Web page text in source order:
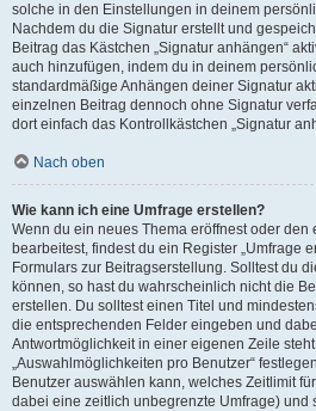
solche in den Einstellungen in deinem
Nachdem du die Signatur erstellt und
Beitrag das Kästchen „Signatur anhängen“
auch hinzufügen, indem du in deinem
standardmäßige Anhängen deiner Signatur
einzelnen Beitrag dennoch ohne Signatur
dort einfach das Kontrollkästchen „Signatur
Nach oben
Wie kann ich eine Umfrage erstellen?
Wenn du ein neues Thema eröffnest oder den
bearbeitest, findest du ein Register „Umfrage
Formulars zur Beitragserstellung. Solltest du
können, so hast du wahrscheinlich nicht die
erstellen. Du solltest einen Titel und
die entsprechenden Felder eingeben und
Antwortmöglichkeit in einer eigenen Zeile
„Auswahlmöglichkeiten pro Benutzer“
Benutzer auswählen kann, welches Zeitlimit
dabei eine zeitlich unbegrenzte Umfrage) und